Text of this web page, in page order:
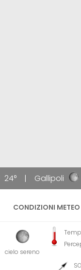
24° Gallipoli
CONDIZIONI METEO
cielo sereno